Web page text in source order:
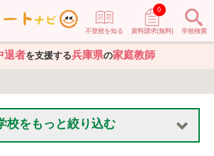
不登校を知る 資料請求(無料)
0
学校検索
退者を支援する兵庫県の家庭教師
校をもっと絞り込む